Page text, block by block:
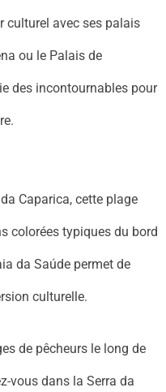
culturel avec ses palais
ou le Palais de
des incontournables pour
Caparica, cette plage
colorées typiques du bord
da Saúde permet de
culturelle.
de pêcheurs le long de
vous dans la Serra da